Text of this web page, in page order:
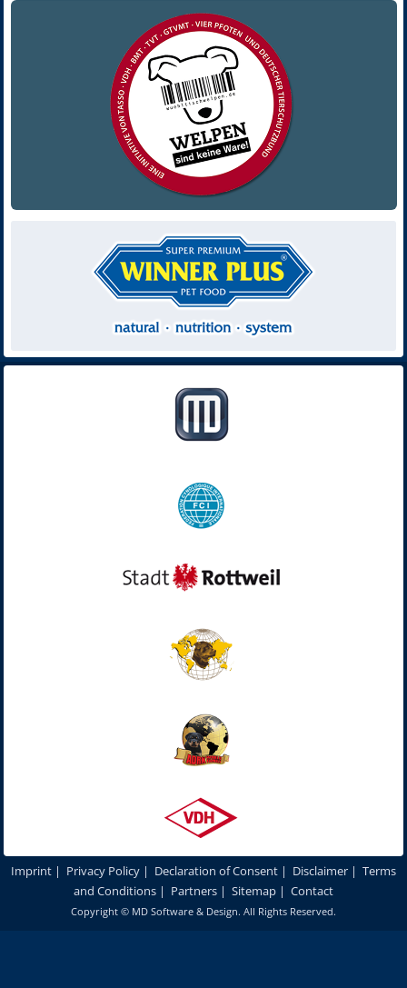
Imprint | Privacy Policy | Declaration of Consent | Disclaimer | Terms
and Conditions | Partners | Sitemap | Contact
Copyright © MD Software & Design. All Rights Reserved.